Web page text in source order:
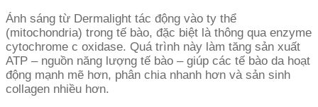
Ánh sáng từ Dermalight tác động vào ty thể
(mitochondria) trong tế bào, đặc biệt là thông qua enzyme
cytochrome c oxidase. Quá trình này làm tăng sản xuất
ATP – nguồn năng lượng tế bào – giúp các tế bào da hoạt
động mạnh mẽ hơn, phân chia nhanh hơn và sản sinh
collagen nhiều hơn.